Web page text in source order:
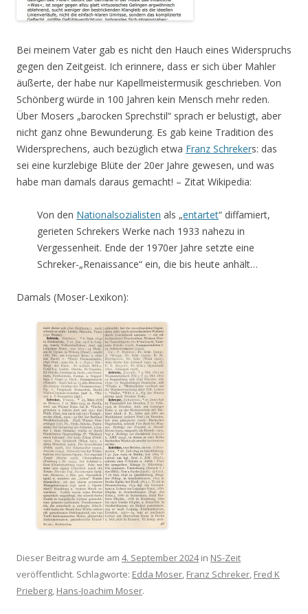
Bei meinem Vater gab es nicht den Hauch eines Widerspruchs
gegen den Zeitgeist. Ich erinnere, dass er sich über Mahler
äußerte, der habe nur Kapellmeistermusik geschrieben. Von
Schönberg würde in 100 Jahren kein Mensch mehr reden.
Über Mosers „barocken Sprechstil“ sprach er belustigt, aber
nicht ganz ohne Bewunderung. Es gab keine Tradition des
Widersprechens, auch bezüglich etwa Franz Schrekers: das
sei eine kurzlebige Blüte der 20er Jahre gewesen, und was
habe man damals daraus gemacht! – Zitat Wikipedia:
Von den Nationalsozialisten als „entartet“ diffamiert,
gerieten Schrekers Werke nach 1933 nahezu in
Vergessenheit. Ende der 1970er Jahre setzte eine
Schreker-„Renaissance“ ein, die bis heute anhält…
Damals (Moser-Lexikon):
Dieser Beitrag wurde am 4. September 2024in NS-Zeit
veröffentlicht. Schlagworte: Edda Moser, Franz Schreker, Fred K
Prieberg, Hans-Joachim Moser.